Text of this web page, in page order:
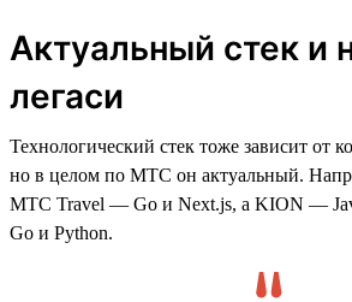
Актуальный стек и
легаси
Технологический стек тоже зависит от
но в целом по МТС он актуальный.
МТС Travel — Go и Next.js, а KION —
Go и Python.